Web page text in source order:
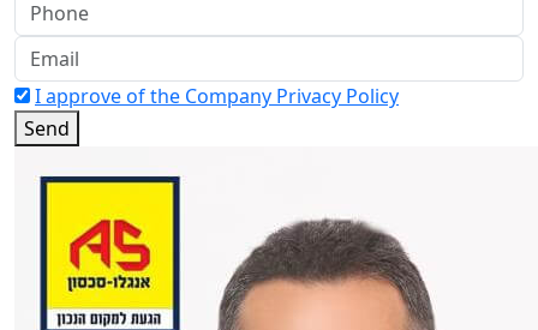
I approve of the Company Privacy Policy
Send